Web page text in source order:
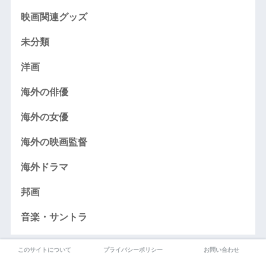
映画関連グッズ
未分類
洋画
海外の俳優
海外の女優
海外の映画監督
海外ドラマ
邦画
音楽・サントラ
このサイトについて プライバシーポリシー お問い合わせ